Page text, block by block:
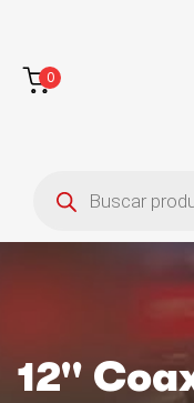
navegación
0
productos
12''